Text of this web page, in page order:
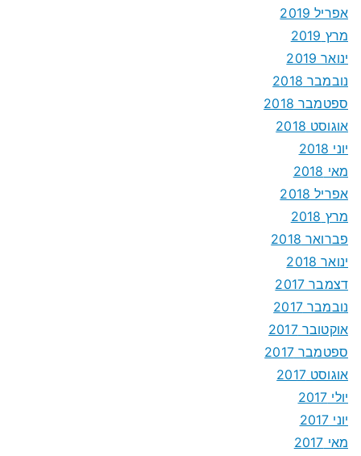
אפריל 2019
מרץ 2019
ינואר 2019
נובמבר 2018
ספטמבר 2018
אוגוסט 2018
יוני 2018
מאי 2018
אפריל 2018
מרץ 2018
פברואר 2018
ינואר 2018
דצמבר 2017
נובמבר 2017
אוקטובר 2017
ספטמבר 2017
אוגוסט 2017
יולי 2017
יוני 2017
מאי 2017